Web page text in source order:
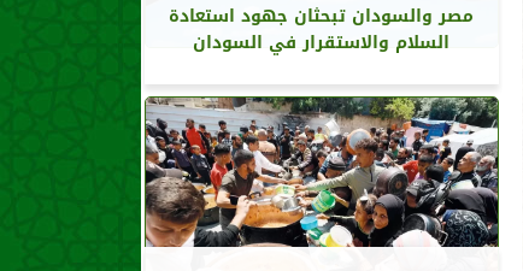
مصر والسودان تبحثان جهود استعادة
السلام والاستقرار في السودان